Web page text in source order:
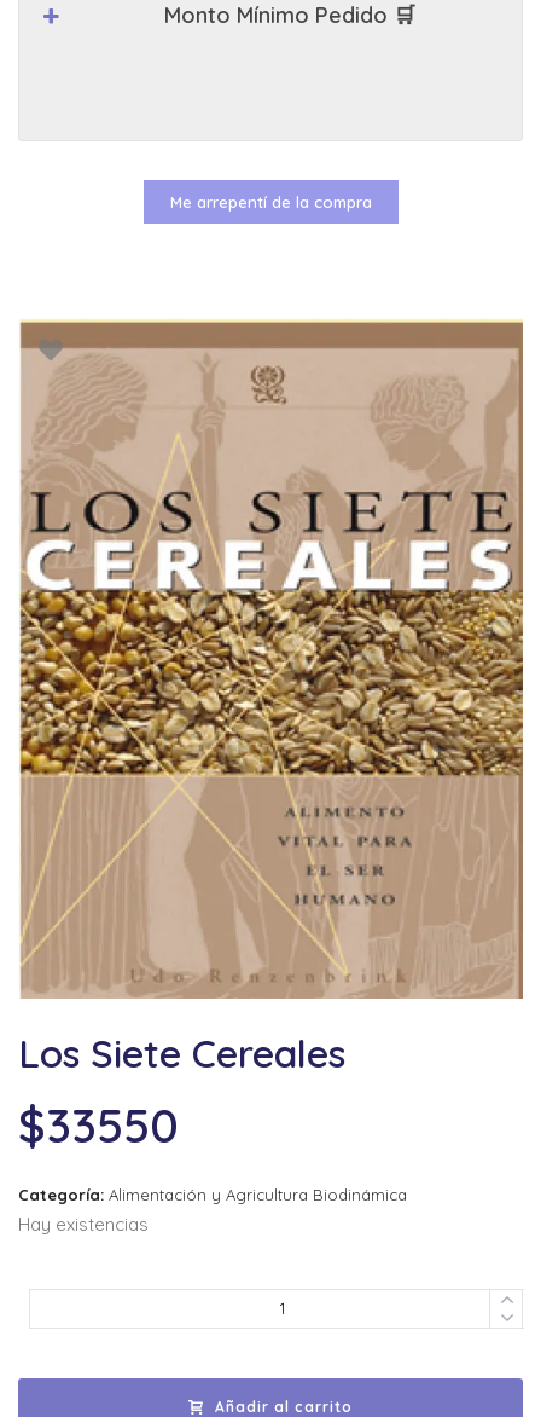
Los Siete Cereales
$33550
Categoría: Alimentación y Agricultura Biodinámica
Hay existencias
Añadir al carrito
Monto Mínimo Pedido 🛒
Me arrepentí de la compra